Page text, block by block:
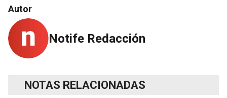
Autor
Notife Redacción
NOTAS RELACIONADAS